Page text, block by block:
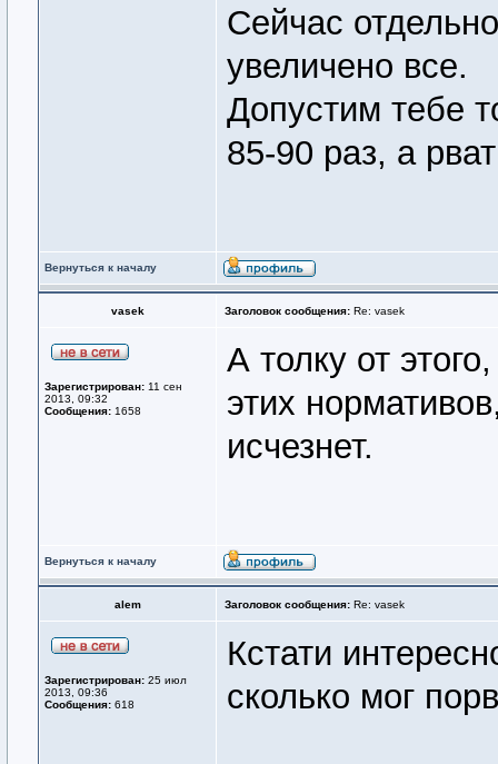
Сейчас
увеличено все.
Допустим тебе
85-90 раз, а
Вернуться к началу
vasek Заголовок сообщения: Re: vasek
Зарегистрирован: 11 сен
2013, 09:32
Сообщения: 1658
А толку от
этих
исчезнет.
Вернуться к началу
alem Заголовок сообщения: Re: vasek
Зарегистрирован: 25 июл
2013, 09:36
Сообщения: 618
Кстати
сколько мог